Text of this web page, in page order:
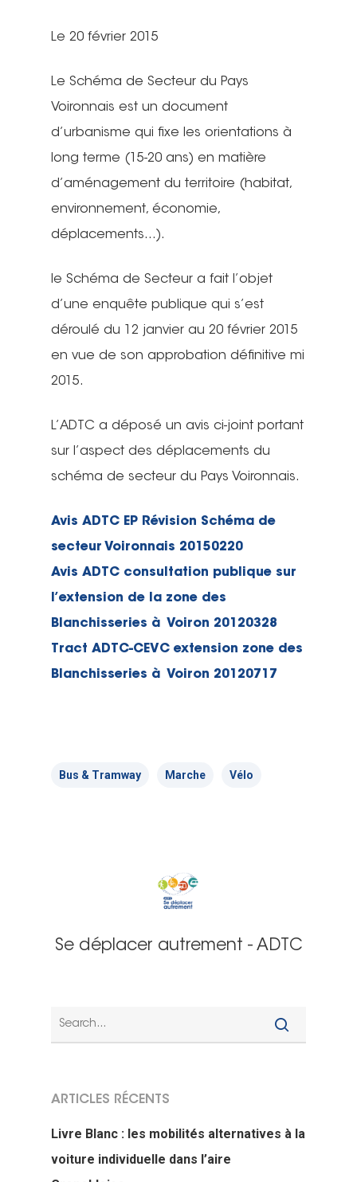
Le 20 février 2015
Le Schéma de Secteur du Pays
Voironnais est un document
d’urbanisme qui fixe les orientations à
long terme (15-20 ans) en matière
d’aménagement du territoire (habitat,
environnement, économie,
déplacements…).
le Schéma de Secteur a fait l’objet
d’une enquête publique qui s’est
déroulé du 12 janvier au 20 février 2015
en vue de son approbation définitive mi
2015.
L’ADTC a déposé un avis ci-joint portant
sur l’aspect des déplacements du
schéma de secteur du Pays Voironnais.
Avis ADTC EP Révision Schéma de
secteur Voironnais 20150220
Avis ADTC consultation publique sur
l’extension de la zone des
Blanchisseries à Voiron 20120328
Tract ADTC-CEVC extension zone des
Blanchisseries à Voiron 20120717
Bus & Tramway Marche Vélo
Se déplacer autrement - ADTC
ARTICLES RÉCENTS
Livre Blanc : les mobilités alternatives à la
voiture individuelle dans l’aire